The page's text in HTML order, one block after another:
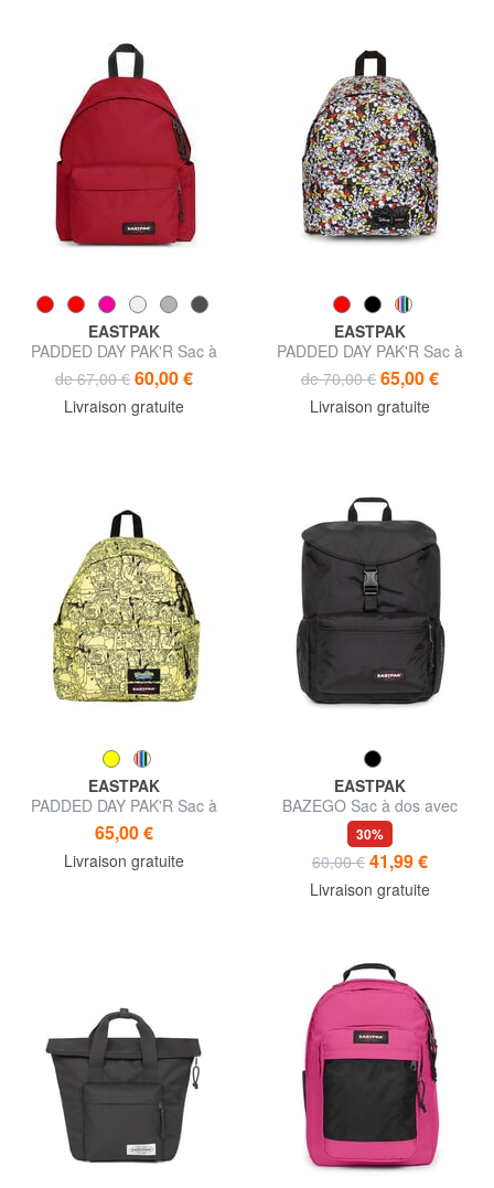
EASTPAK
PADDED DAY PAK'R Sac à
dos pour ordinateur portable
14"
de 67,00 € 60,00 €
Livraison gratuite
EASTPAK
PADDED DAY PAK'R Sac à
dos imprimé Mickey Mouse
de 70,00 € 65,00 €
Livraison gratuite
EASTPAK
PADDED DAY PAK'R Sac à
dos pour ordinateur portable
14 pouces
65,00 €
Livraison gratuite
EASTPAK
BAZEGO Sac à dos avec
support pour ordinateur
portable 15,6"
30%
60,00 € 41,99 €
Livraison gratuite